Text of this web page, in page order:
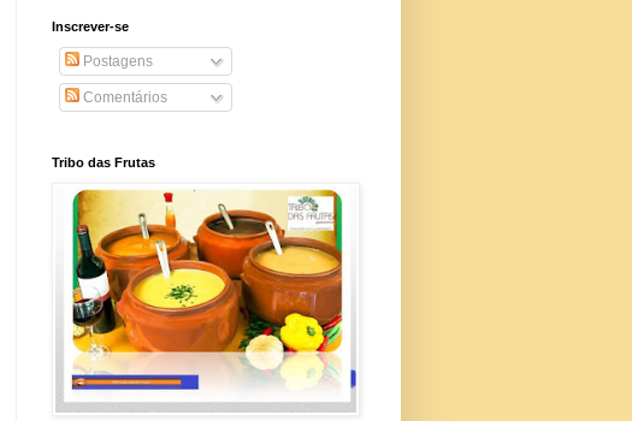
Inscrever-se
Postagens
Comentários
Tribo das Frutas